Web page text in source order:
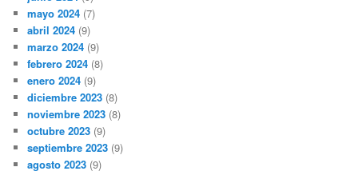
mayo 2024 (7)
abril 2024 (9)
marzo 2024 (9)
febrero 2024 (8)
enero 2024 (9)
diciembre 2023 (8)
noviembre 2023 (8)
octubre 2023 (9)
septiembre 2023 (9)
agosto 2023 (9)